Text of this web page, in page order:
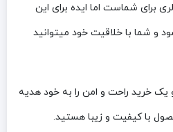
برای شماست اما ایده برای این
و شما با خلاقیت خود میتوانید
خرید راحت و امن را به خود هدیه
با کیفیت و زیبا هستید.